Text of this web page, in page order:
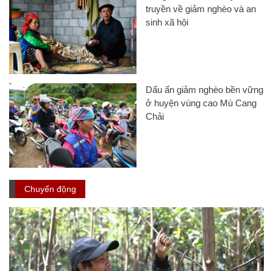
truyền về giảm nghèo và an
sinh xã hội
Dấu ấn giảm nghèo bền vững
ở huyện vùng cao Mù Cang
Chải
Chuyển động